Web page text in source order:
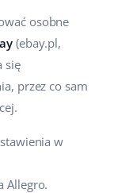
osobne
(ebay.pl,
się
przez co sam
w
Allegro.